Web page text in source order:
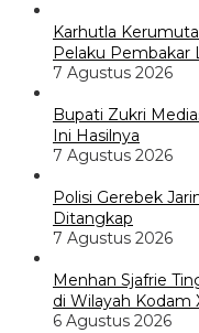
Karhutla
Pelaku Pembakar
7 Agustus 2026
Bupati Zukri
Ini Hasilnya
7 Agustus 2026
Polisi Gerebek
Ditangkap
7 Agustus 2026
Menhan Sjafrie
di Wilayah Kodam
6 Agustus 2026